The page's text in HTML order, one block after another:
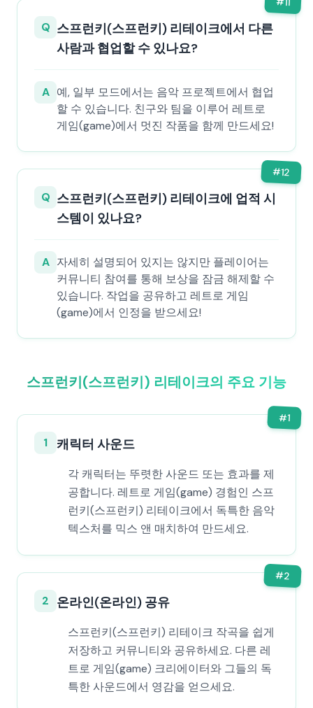
Q 스프런키(스프런키) 리테이크에서 다른
사람과 협업할 수 있나요?
A 예, 일부 모드에서는 음악 프로젝트에서 협업
할 수 있습니다. 친구와 팀을 이루어 레트로
게임(game)에서 멋진 작품을 함께 만드세요!
#12
Q 스프런키(스프런키) 리테이크에 업적 시
스템이 있나요?
A 자세히 설명되어 있지는 않지만 플레이어는
커뮤니티 참여를 통해 보상을 잠금 해제할 수
있습니다. 작업을 공유하고 레트로 게임
(game)에서 인정을 받으세요!
스프런키(스프런키) 리테이크의 주요 기능
#1
1 캐릭터 사운드
각 캐릭터는 뚜렷한 사운드 또는 효과를 제
공합니다. 레트로 게임(game) 경험인 스프
런키(스프런키) 리테이크에서 독특한 음악
텍스처를 믹스 앤 매치하여 만드세요.
#2
2 온라인(온라인) 공유
스프런키(스프런키) 리테이크 작곡을 쉽게
저장하고 커뮤니티와 공유하세요. 다른 레
트로 게임(game) 크리에이터와 그들의 독
특한 사운드에서 영감을 얻으세요.